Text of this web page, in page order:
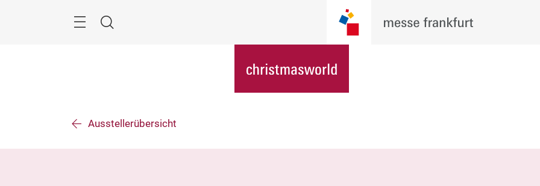
Suche
Ausstellerübersicht